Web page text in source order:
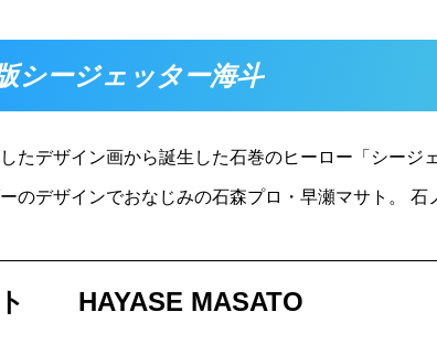
シージェッター海斗
たデザイン画から誕生した石巻のヒーロー「シー
のデザインでおなじみの石森プロ・早瀬マサト。 石
ト HAYASE MASATO